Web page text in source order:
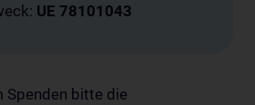
UE 78101043
Spenden bitte die